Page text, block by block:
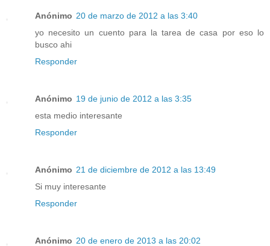
Anónimo 20 de marzo de 2012 a las 3:40
yo necesito un cuento para la tarea de casa por eso lo
busco ahi
Responder
Anónimo 19 de junio de 2012 a las 3:35
esta medio interesante
Responder
Anónimo 21 de diciembre de 2012 a las 13:49
Si muy interesante
Responder
Anónimo 20 de enero de 2013 a las 20:02